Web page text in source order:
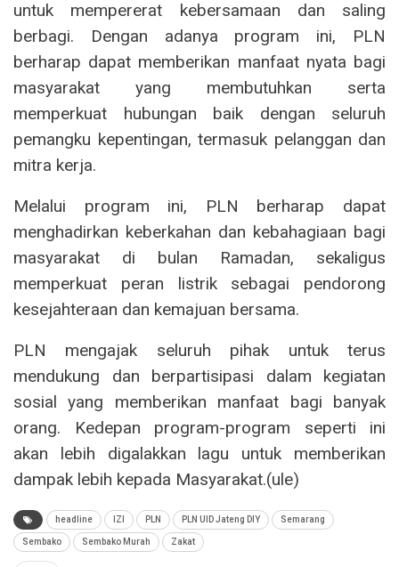
untuk mempererat kebersamaan dan saling
berbagi. Dengan adanya program ini, PLN
berharap dapat memberikan manfaat nyata bagi
masyarakat yang membutuhkan serta
memperkuat hubungan baik dengan seluruh
pemangku kepentingan, termasuk pelanggan dan
mitra kerja.
Melalui program ini, PLN berharap dapat
menghadirkan keberkahan dan kebahagiaan bagi
masyarakat di bulan Ramadan, sekaligus
memperkuat peran listrik sebagai pendorong
kesejahteraan dan kemajuan bersama.
PLN mengajak seluruh pihak untuk terus
mendukung dan berpartisipasi dalam kegiatan
sosial yang memberikan manfaat bagi banyak
orang. Kedepan program-program seperti ini
akan lebih digalakkan lagu untuk memberikan
dampak lebih kepada Masyarakat.(ule)
headline IZI PLN PLN UID Jateng DIY Semarang
Sembako Sembako Murah Zakat